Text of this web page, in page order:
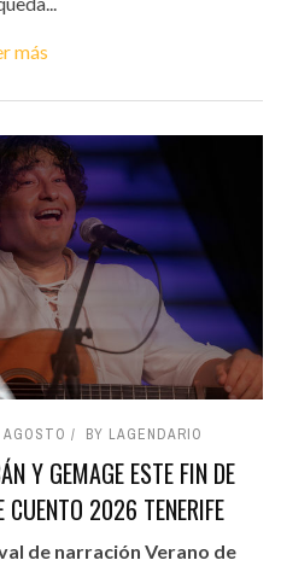
más
AGOSTO BY LAGENDARIO
Y GEMAGE ESTE FIN DE
CUENTO 2026 TENERIFE
de narración Verano de